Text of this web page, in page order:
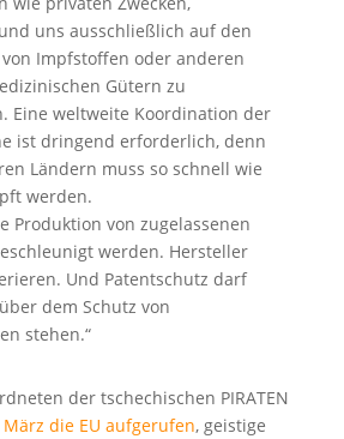
uns ausschließlich auf den
Impfstoffen oder anderen
Gütern zu
Eine weltweite Koordination der
ist dringend erforderlich, denn
Ländern muss so schnell wie
werden.
Produktion von zugelassenen
werden. Hersteller
Und Patentschutz darf
dem Schutz von
stehen.“
der tschechischen PIRATEN
die EU aufgerufen, geistige